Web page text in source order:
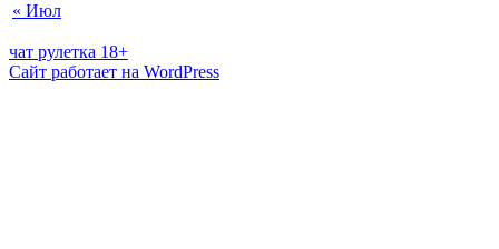
« Июл
чат рулетка 18+
Сайт работает на WordPress